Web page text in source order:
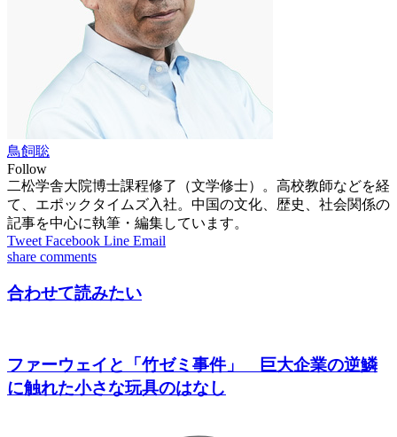
鳥飼聡
Follow
二松学舎大院博士課程修了（文学修士）。高校教師などを経
て、エポックタイムズ入社。中国の文化、歴史、社会関係の
記事を中心に執筆・編集しています。
Tweet Facebook Line Email
share comments
合わせて読みたい
ファーウェイと「竹ゼミ事件」 巨大企業の逆鱗
に触れた小さな玩具のはなし